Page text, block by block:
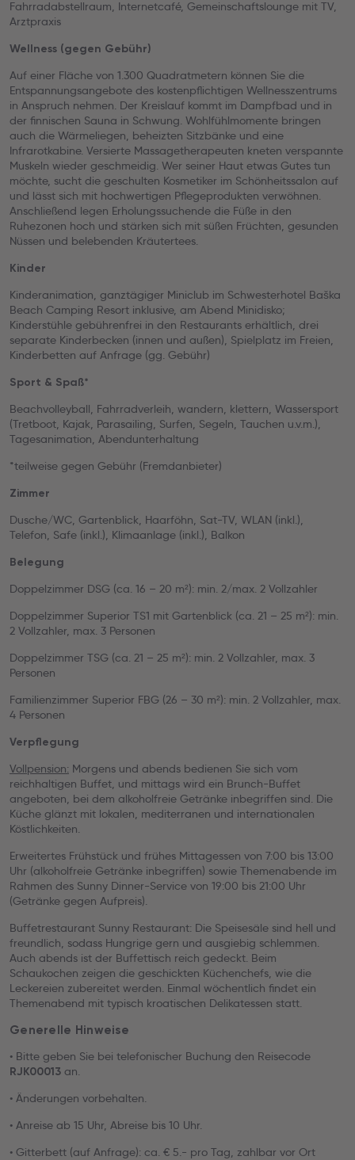
Fahrradabstellraum, Internetcafé, Gemeinschaftslounge mit TV,
Arztpraxis
Wellness (gegen Gebühr)
Auf einer Fläche von 1.300 Quadratmetern können Sie die
Entspannungsangebote des kostenpflichtigen Wellnesszentrums
in Anspruch nehmen. Der Kreislauf kommt im Dampfbad und in
der finnischen Sauna in Schwung. Wohlfühlmomente bringen
auch die Wärmeliegen, beheizten Sitzbänke und eine
Infrarotkabine. Versierte Massagetherapeuten kneten verspannte
Muskeln wieder geschmeidig. Wer seiner Haut etwas Gutes tun
möchte, sucht die geschulten Kosmetiker im Schönheitssalon auf
und lässt sich mit hochwertigen Pflegeprodukten verwöhnen.
Anschließend legen Erholungssuchende die Füße in den
Ruhezonen hoch und stärken sich mit süßen Früchten, gesunden
Nüssen und belebenden Kräutertees.
Kinder
Kinderanimation, ganztägiger Miniclub im Schwesterhotel Baška
Beach Camping Resort inklusive, am Abend Minidisko;
Kinderstühle gebührenfrei in den Restaurants erhältlich, drei
separate Kinderbecken (innen und außen), Spielplatz im Freien,
Kinderbetten auf Anfrage (gg. Gebühr)
Sport & Spaß*
Beachvolleyball, Fahrradverleih, wandern, klettern, Wassersport
(Tretboot, Kajak, Parasailing, Surfen, Segeln, Tauchen u.v.m.),
Tagesanimation, Abendunterhaltung
*teilweise gegen Gebühr (Fremdanbieter)
Zimmer
Dusche/WC, Gartenblick, Haarföhn, Sat-TV, WLAN (inkl.),
Telefon, Safe (inkl.), Klimaanlage (inkl.), Balkon
Belegung
Doppelzimmer DSG (ca. 16 – 20 m²): min. 2/max. 2 Vollzahler
Doppelzimmer Superior TS1 mit Gartenblick (ca. 21 – 25 m²): min.
2 Vollzahler, max. 3 Personen
Doppelzimmer TSG (ca. 21 – 25 m²): min. 2 Vollzahler, max. 3
Personen
Familienzimmer Superior FBG (26 – 30 m²): min. 2 Vollzahler, max.
4 Personen
Verpflegung
Vollpension: Morgens und abends bedienen Sie sich vom
reichhaltigen Buffet, und mittags wird ein Brunch-Buffet
angeboten, bei dem alkoholfreie Getränke inbegriffen sind. Die
Küche glänzt mit lokalen, mediterranen und internationalen
Köstlichkeiten.
Erweitertes Frühstück und frühes Mittagessen von 7:00 bis 13:00
Uhr (alkoholfreie Getränke inbegriffen) sowie Themenabende im
Rahmen des Sunny Dinner-Service von 19:00 bis 21:00 Uhr
(Getränke gegen Aufpreis).
Buffetrestaurant Sunny Restaurant: Die Speisesäle sind hell und
freundlich, sodass Hungrige gern und ausgiebig schlemmen.
Auch abends ist der Buffettisch reich gedeckt. Beim
Schaukochen zeigen die geschickten Küchenchefs, wie die
Leckereien zubereitet werden. Einmal wöchentlich findet ein
Themenabend mit typisch kroatischen Delikatessen statt.
Generelle Hinweise
• Bitte geben Sie bei telefonischer Buchung den Reisecode
RJK00013 an.
• Änderungen vorbehalten.
• Anreise ab 15 Uhr, Abreise bis 10 Uhr.
• Gitterbett (auf Anfrage): ca. € 5.- pro Tag, zahlbar vor Ort